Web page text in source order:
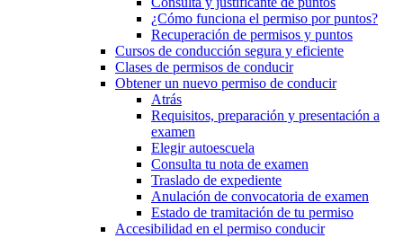
¿Cómo funciona el permiso por puntos?
Recuperación de permisos y puntos
Cursos de conducción segura y eficiente
Clases de permisos de conducir
Obtener un nuevo permiso de conducir
Atrás
Requisitos, preparación y presentación a
examen
Elegir autoescuela
Consulta tu nota de examen
Traslado de expediente
Anulación de convocatoria de examen
Estado de tramitación de tu permiso
Accesibilidad en el permiso conducir